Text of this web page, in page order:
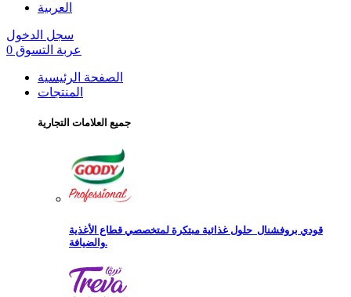
العربية
سجل الدخول
عربة التسوق 0
الصفحة الرئيسية
المنتجات
جميع العلامات التجارية
قودي بروفشنال حلول غذائية مبتكرة لمتخصصي قطاع الأغذية
والضيافة.